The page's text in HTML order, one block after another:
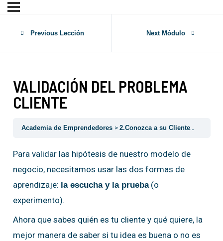
Previous Lección Next Módulo
VALIDACIÓN DEL PROBLEMA
CLIENTE
Academia de Emprendedores 2.Conozca a su Cliente
Para validar las hipótesis de nuestro modelo de
negocio, necesitamos usar las dos formas de
aprendizaje: la escucha y la prueba(o
experimento).
Ahora que sabes quién es tu cliente y qué quiere, la
mejor manera de saber si tu idea es buena o no es